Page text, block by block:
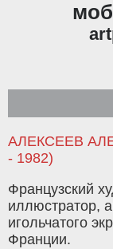
АЛЕКСЕЕВ
- 1982)
Французский
иллюстратор,
игольчатого
Франции.